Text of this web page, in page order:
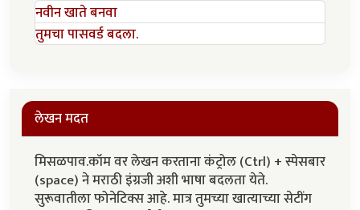
नवीन खाते बनवा
तुमचा पासवर्ड बदला.
लेखन मदत
मिसळपाव.कॉम वर लेखन करताना कंट्रोल (Ctrl) + स्पेसबार
(space) ने मराठी इंग्रजी अशी भाषा बदलता येते.
सुरूवातीला फोनेटिक्स आहे. मात्र तुमच्या खात्याच्या सेटींग